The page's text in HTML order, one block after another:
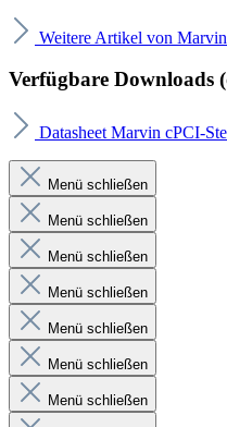
Weitere Artikel von
Verfügbare Downloads
Datasheet Marvin cPCI-
Menü schließen
Menü schließen
Menü schließen
Menü schließen
Menü schließen
Menü schließen
Menü schließen